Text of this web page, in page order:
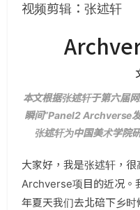
视频剪辑：张述轩
本文根据张述轩于第六届
瞬间”Panel2 Archverse
张述轩为中国美术学院
大家好，我是张述轩，
Archverse项目的近况。
年夏天我们去北碚下乡